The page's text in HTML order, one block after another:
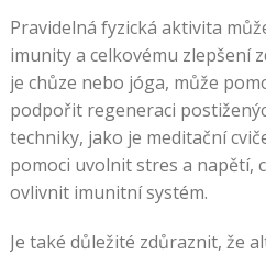
Pravidelná fyzická aktivita
imunity a celkovému zlepšení
je chůze nebo jóga, může
podpořit regeneraci
techniky, jako je meditační
pomoci uvolnit stres a napětí,
ovlivnit imunitní systém.
Je také důležité zdůraznit, že